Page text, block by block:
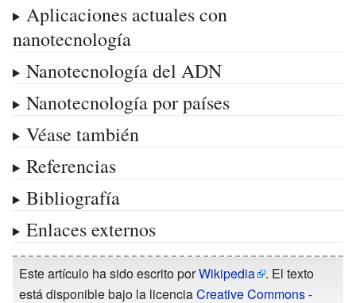
Aplicaciones actuales con
nanotecnología
Nanotecnología del ADN
Nanotecnología por países
Véase también
Referencias
Bibliografía
Enlaces externos
Este artículo ha sido escrito porWikipedia
. El texto
está disponible bajo la licenciaCreative Commons -